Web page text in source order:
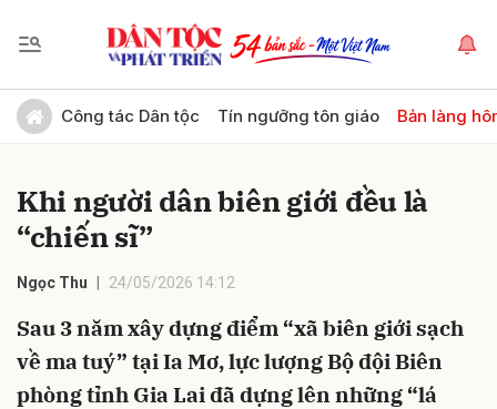
Công tác Dân tộc Tín ngưỡng tôn giáo Bản làng
Khi người dân biên giới đềulà
“chiến sĩ”
Ngọc Thu 24/05/2026 14:12
Sau 3 năm xây dựng điểm “xã biên giới sạch
về ma tuý” tại Ia Mơ, lực lượng Bộ đội Biên
phòng tỉnh Gia Lai đã dựng lên những “lá
Gửi bình luận
Hủy Gửi